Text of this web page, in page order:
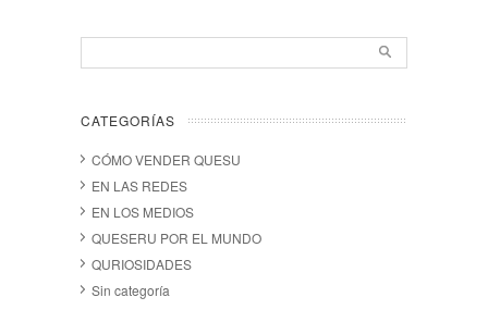
CATEGORÍAS
CÓMO VENDER QUESU
EN LAS REDES
EN LOS MEDIOS
QUESERU POR EL MUNDO
QURIOSIDADES
Sin categoría